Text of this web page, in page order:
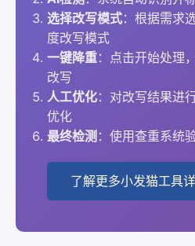
选择改写模式：根据需求
度改写模式
一键降重：点击开始处理
改写
人工优化：对改写结果进
优化
最终检测 ：使用查重系统
了解更多小发猫工具